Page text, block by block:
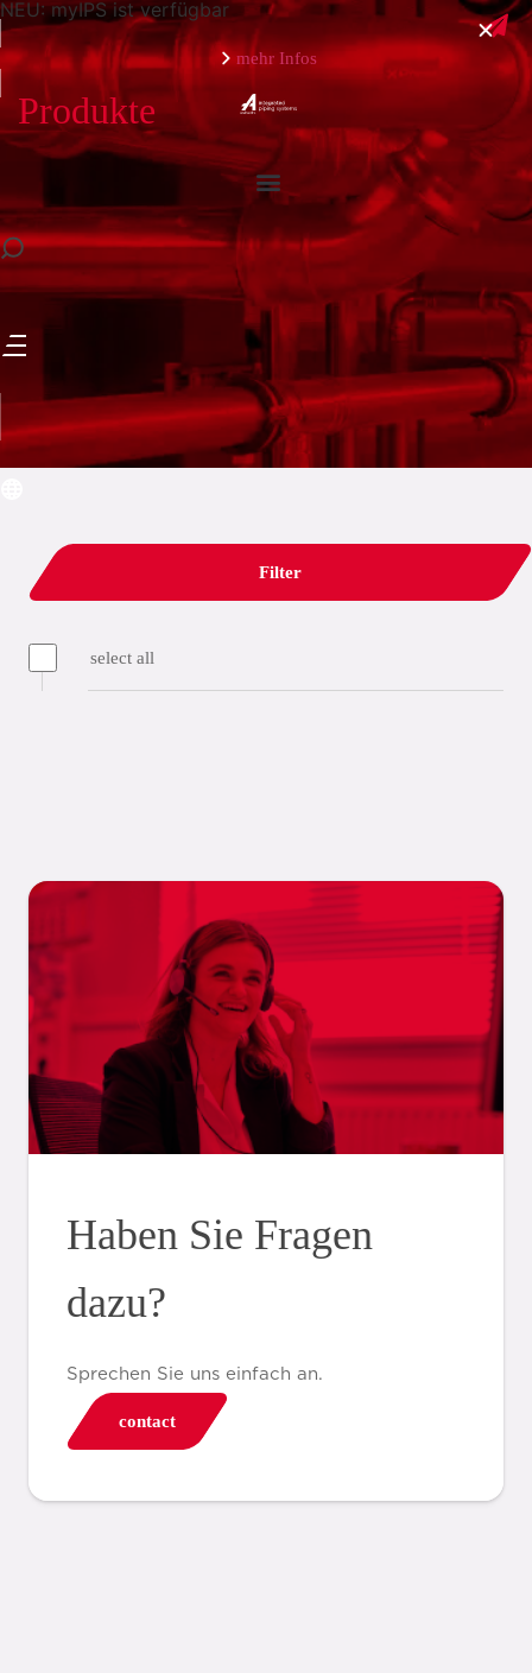
NEU: myIPS ist verfügbar
mehr Infos
schließen
Produkte
Filter
select all
Haben Sie Fragen
dazu?
Sprechen Sie uns einfach an.
contact